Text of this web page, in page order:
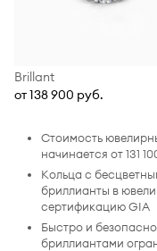
Brillant
от 138 900 руб.
Стоимость
начинается от 131
Кольца с
бриллианты в
сертификацию GIA
Быстро и
бриллиантами